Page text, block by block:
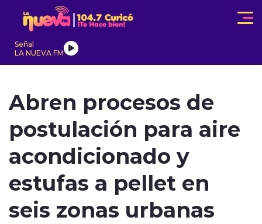
Click acá para ir directamente al contenido
Señal
LA NUEVA FM
modo claro
Abren procesos de
postulación para aire
acondicionado y
estufas a pellet en
seis zonas urbanas